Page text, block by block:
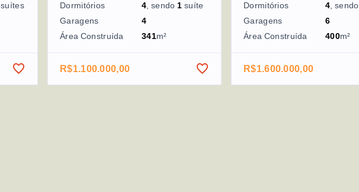
suítes
Dormitórios 4, sendo1 suíte
Garagens
4
Área Construída
341m²
R$1.100.000,00
Dormitórios 4,
Garagens
6
Área Construída
400m²
R$1.600.000,00